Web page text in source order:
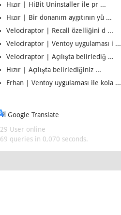
Hızır | HiBit Uninstaller ile pr ...
Hızır | Bir donanım aygıtının yü ...
Velociraptor | Recall özelliğini d ...
Velociraptor | Ventoy uygulaması i ...
Velociraptor | Açılışta belirlediğ ...
Hızır | Açılışta belirlediğiniz ...
Erhan | Ventoy uygulaması ile kola ...
Google Translate
29 User online
69 queries in 0,070 seconds.